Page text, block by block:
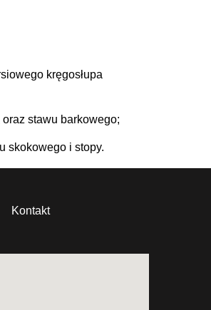
kręgosłupa
stawu barkowego;
skokowego i stopy.
Kontakt